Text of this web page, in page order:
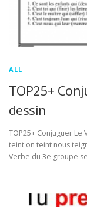
ALL
TOP25+
dessin
TOP25+ Conjuguer
teint on teint nous
Verbe du 3e groupe